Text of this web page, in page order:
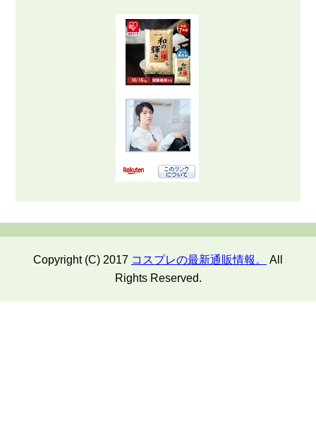
Copyright (C) 2017 コスプレの最新通販情報。
All
Rights Reserved.